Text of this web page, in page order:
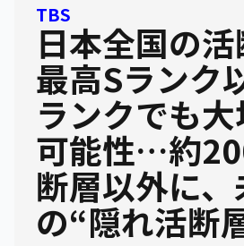
TBS
日本全国の活
最高Sランク
ランクでも
可能性…約
断層以外に、
の“隠れ活断